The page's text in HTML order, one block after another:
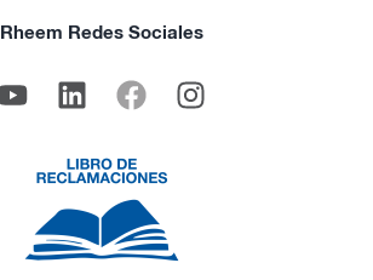
Rheem Redes Sociales